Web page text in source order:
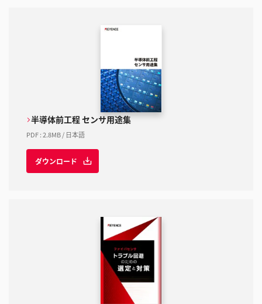
半導体前工程 センサ用途集
PDF:2.8MB/ 日本語
ダウンロード